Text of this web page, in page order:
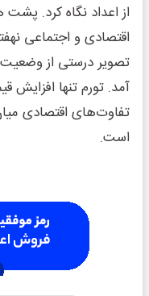
از اعداد نگاه کرد.
اقتصادی و اجتماعی
تصویر درستی از
آمد. تورم تنها افزایش
تفاوت‌های اقتصادی
است.